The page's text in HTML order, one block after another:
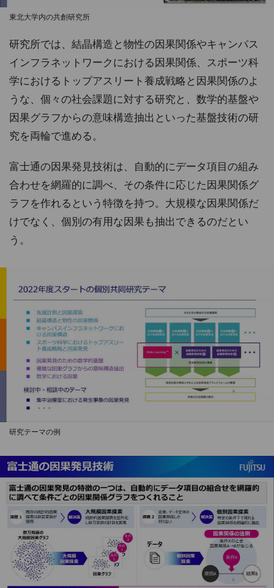
東北大学内の共創研究所
研究所では、結晶構造と物性の因果関係やキャンパス
インフラネットワークにおける因果関係、スポーツ科
学におけるトップアスリート養成戦略と因果関係のよ
うな、個々の社会課題に対する研究と、数学的基盤や
因果グラフからの意味構造抽出といった基盤技術の研
究を両輪で進める。
富士通の因果発見技術は、自動的にデータ項目の組み
合わせを網羅的に調べ、その条件に応じた因果関係グ
ラフを作れるという特徴を持つ。大規模な因果関係だ
けでなく、個別の有用な因果も抽出できるのだとい
う。
研究テーマの例